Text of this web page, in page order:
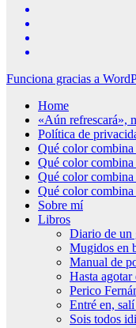
Funciona gracias a
Home
«Aún refrescará»,
Política de
Qué color
Qué color combina
Qué color combina
Qué color
Sobre mí
Libros
Diario de un
Mugidos en
Manual de
Hasta agotar
Perico
Entré en,
Sois todos